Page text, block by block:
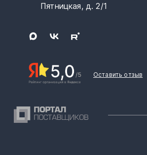
Пятницкая, д. 2/1
Оставить отзыв